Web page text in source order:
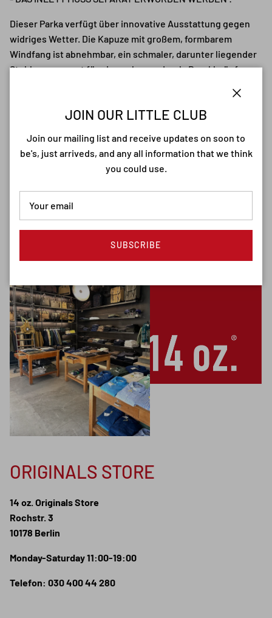
Dieser Parka verfügt über innovative Ausstattung gegen
widriges Wetter. Die Kapuze mit großem, formbarem
Windfang ist abnehmbar, ein schmaler, darunter liegender
Stehkragen sorgt für einen cleanen Look. Druckknöpfe
Leiste den Reißverschluss oder machen aus einem kleinen
Fishtail einen geraden Abschluss im Rücken. Tunnelzüge in
gewünschte Form.
ORIGINALS STORE
14 oz. Originals Store
Rochstr. 3
10178 Berlin
Monday-Saturday 11:00-19:00
Telefon: 030 400 44 280
JOIN OUR LITTLE CLUB
Join our mailing list and receive updates on soon to
be's, just arriveds, and any all information that we think
you could use.
SUBSCRIBE